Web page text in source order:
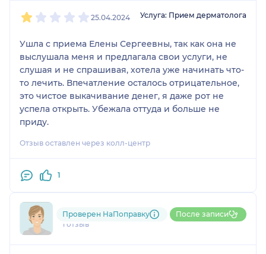
25.04.2024 Услуга: Прием дерматолога
Ушла с приема Елены Сергеевны, так как она не
выслушала меня и предлагала свои услуги, не
слушая и не спрашивая, хотела уже начинать что-
то лечить. Впечатление осталось отрицательное,
это чистое выкачивание денег, я даже рот не
успела открыть. Убежала оттуда и больше не
приду.
Отзыв оставлен через колл-центр
1
795....@....ru
1 отзыв
Проверен НаПоправку После записи